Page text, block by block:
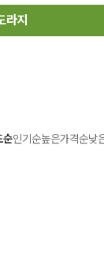
라지
순인기순높은가격순낮